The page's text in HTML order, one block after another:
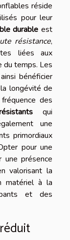
réside
pour leur
durable est
résistance,
liées aux
du temps. Les
bénéficier
longévité de
des
qui
une
primordiaux
pour une
présence
valorisant la
matériel à la
et des